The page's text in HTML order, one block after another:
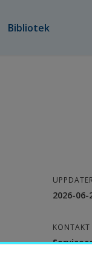
i nytt fönster.
webbplats,
i nytt fönster.
BibliotekÖppnas
2026-06-
KONTAKT